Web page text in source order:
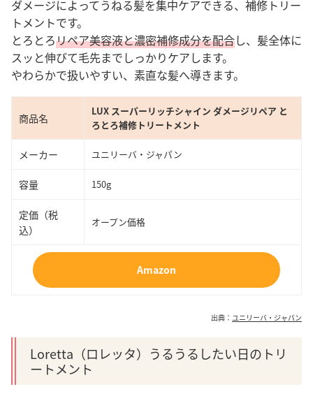
ダメージによってうねる髪を集中ケアできる、補修トリー
トメントです。
とろとろリペア美容液と濃密補修成分を配合し、髪全体に
スッと伸びて毛先までしっかりケアします。
やわらかで扱いやすい、素直な髪へ導きます。
商品名
LUX スーパーリッチシャイン ダメージリペア と
ろとろ補修トリートメント
メーカー ユニリーバ・ジャパン
容量 150g
定価（税
込）
オープン価格
Amazon
出典： ユニリーバ・ジャパン
Loretta（ロレッタ）うるうるしたい日のトリ
ートメント